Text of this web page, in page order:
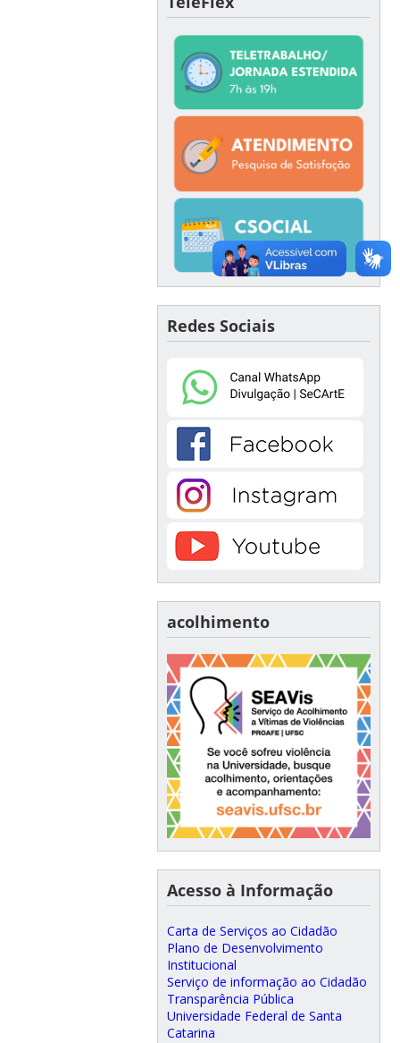
Redes Sociais
acolhimento
Acesso à Informação
Carta de Serviços ao Cidadão
Plano de Desenvolvimento
Institucional
Serviço de informação ao Cidadão
Transparência Pública
Universidade Federal de Santa
Catarina